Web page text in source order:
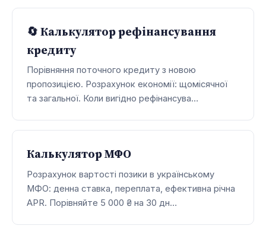
🔄 Калькулятор рефінансування
кредиту
Порівняння поточного кредиту з новою
пропозицією. Розрахунок економії: щомісячної
та загальної. Коли вигідно рефінансува…
Калькулятор МФО
Розрахунок вартості позики в українському
МФО: денна ставка, переплата, ефективна річна
APR. Порівняйте 5 000 ₴ на 30 дн…